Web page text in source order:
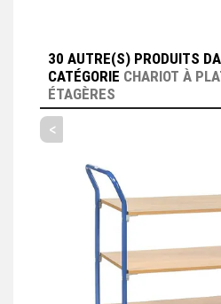
30 AUTRE(S) PRODUITS
CATÉGORIE CHARIOT À
ÉTAGÈRES
<